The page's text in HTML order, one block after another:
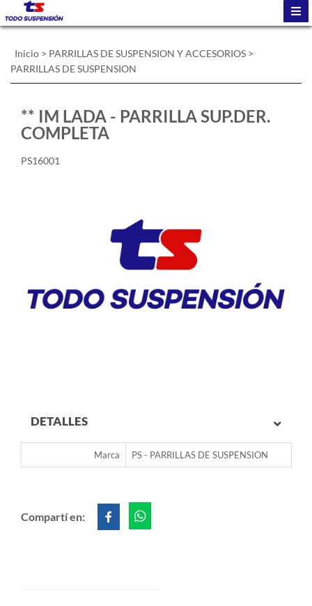
Inicio > PARRILLAS DE SUSPENSION Y ACCESORIOS >
PARRILLAS DE SUSPENSION
** IM LADA - PARRILLA SUP.DER.
COMPLETA
PS16001
DETALLES
Marca PS - PARRILLAS DE SUSPENSION
Compartí en: